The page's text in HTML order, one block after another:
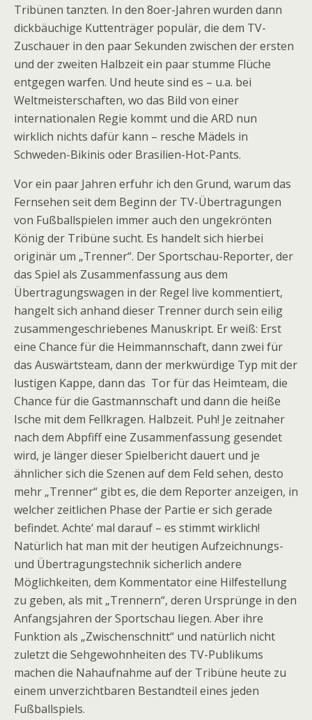
Tribünen tanzten. In den 8oer-Jahren wurden dann
dickbäuchige Kuttenträger populär, die dem TV-
Zuschauer in den paar Sekunden zwischen der ersten
und der zweiten Halbzeit ein paar stumme Flüche
entgegen warfen. Und heute sind es – u.a. bei
Weltmeisterschaften, wo das Bild von einer
internationalen Regie kommt und die ARD nun
wirklich nichts dafür kann – resche Mädels in
Schweden-Bikinis oder Brasilien-Hot-Pants.
Vor ein paar Jahren erfuhr ich den Grund, warum das
Fernsehen seit dem Beginn der TV-Übertragungen
von Fußballspielen immer auch den ungekrönten
König der Tribüne sucht. Es handelt sich hierbei
originär um „Trenner“. Der Sportschau-Reporter, der
das Spiel als Zusammenfassung aus dem
Übertragungswagen in der Regel live kommentiert,
hangelt sich anhand dieser Trenner durch sein eilig
zusammengeschriebenes Manuskript. Er weiß: Erst
eine Chance für die Heimmannschaft, dann zwei für
das Auswärtsteam, dann der merkwürdige Typ mit der
lustigen Kappe, dann das Tor für das Heimteam, die
Chance für die Gastmannschaft und dann die heiße
Ische mit dem Fellkragen. Halbzeit. Puh! Je zeitnaher
nach dem Abpfiff eine Zusammenfassung gesendet
wird, je länger dieser Spielbericht dauert und je
ähnlicher sich die Szenen auf dem Feld sehen, desto
mehr „Trenner“ gibt es, die dem Reporter anzeigen, in
welcher zeitlichen Phase der Partie er sich gerade
befindet. Achte‘ mal darauf – es stimmt wirklich!
Natürlich hat man mit der heutigen Aufzeichnungs-
und Übertragungstechnik sicherlich andere
Möglichkeiten, dem Kommentator eine Hilfestellung
zu geben, als mit „Trennern“, deren Ursprünge in den
Anfangsjahren der Sportschau liegen. Aber ihre
Funktion als „Zwischenschnitt“ und natürlich nicht
zuletzt die Sehgewohnheiten des TV-Publikums
machen die Nahaufnahme auf der Tribüne heute zu
einem unverzichtbaren Bestandteil eines jeden
Fußballspiels.